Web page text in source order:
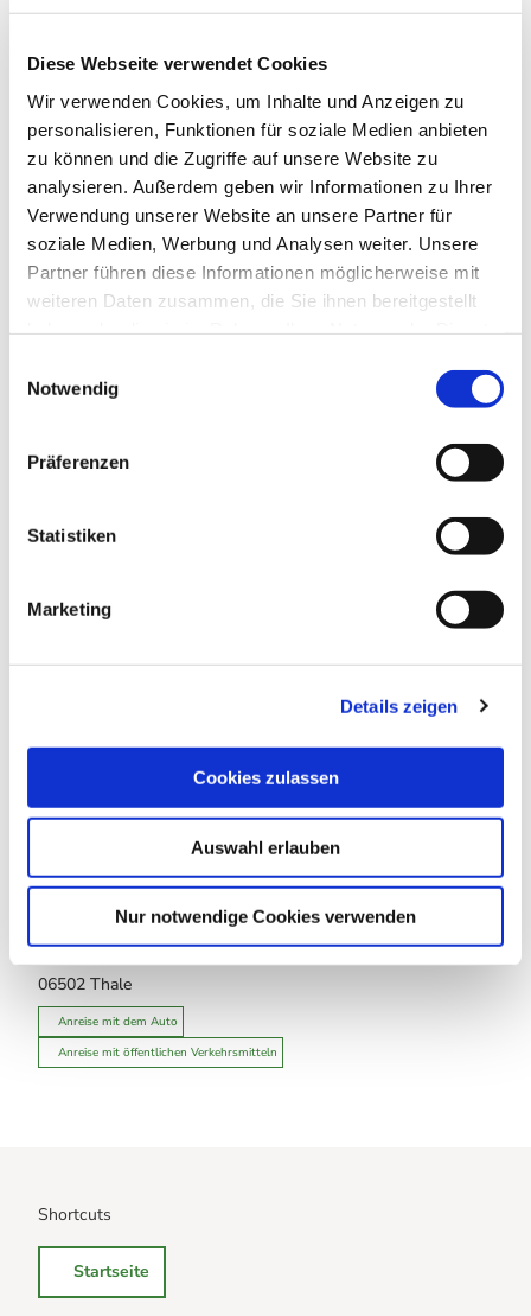
Diese Webseite verwendet Cookies
Wir verwenden Cookies, um Inhalte und Anzeigen zu
personalisieren, Funktionen für soziale Medien anbieten
zu können und die Zugriffe auf unsere Website zu
analysieren. Außerdem geben wir Informationen zu Ihrer
Verwendung unserer Website an unsere Partner für
soziale Medien, Werbung und Analysen weiter. Unsere
Partner führen diese Informationen möglicherweise mit
weiteren Daten zusammen, die Sie ihnen bereitgestellt
Cookies, wenn Sie unsere Webseite weiterhin nutzen.
Notwendig
Präferenzen
Statistiken
Marketing
Details zeigen
Cookies zulassen
Auswahl erlauben
Nur notwendige Cookies verwenden
Weitere Infos / Links
Bodetal-Information Friedrichsbrunn
Hauptstraße 116
06502 Thale OT Friedrichsbrunn
Tel. 039487 287
friedrichsbrunn@bodetal.de
www.bodetal.de
Harz: Magische Gebirgswelt
Touren
Kontaktdaten
L239
06502 Thale
Anreise mit dem Auto
Anreise mit öffentlichen Verkehrsmitteln
Shortcuts
Startseite